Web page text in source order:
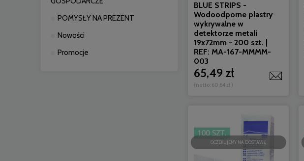
POMYSŁY NA PREZENT
Nowości
Promocje
BLUE STRIPS -
Wodoodporne plastry
wykrywalne w
detektorze metali
19x72mm - 200 szt. |
REF: MA-167-MMMM-
003
65,49 zł
(netto: 60,64 zł )
OCZEKUJEMY NA DOSTAWĘ